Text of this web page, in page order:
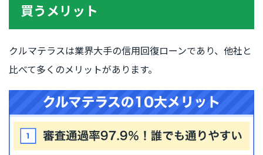
買うメリット
クルマテラスは業界大手の信用回復ローンであり、他社と
比べて多くのメリットがあります。